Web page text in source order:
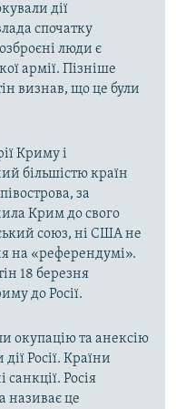
дії
спочатку
люди є
армії. Пізніше
визнав, що це були
Криму і
більшістю країн
за
Крим до свого
союз, ні США не
на «референдумі».
18 березня
до Росії.
окупацію та анексію
Росії. Країни
Росія
називає це